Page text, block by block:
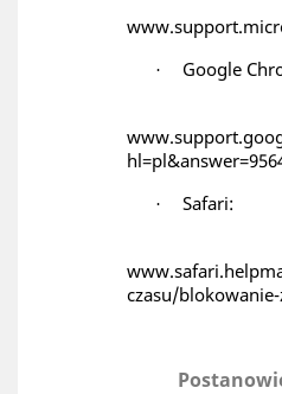
· Google
· Safari:
czasu/